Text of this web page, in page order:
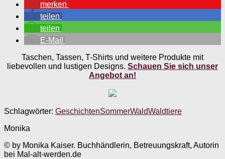
merken
teilen
teilen
E-Mail
Taschen, Tassen, T-Shirts und weitere Produkte mit
liebevollen und lustigen Designs. Schauen Sie sich unser
Angebot an!
Schlagwörter: GeschichtenSommerWaldWaldtiere
Monika
© by Monika Kaiser. Buchhändlerin, Betreuungskraft, Autorin
bei Mal-alt-werden.de